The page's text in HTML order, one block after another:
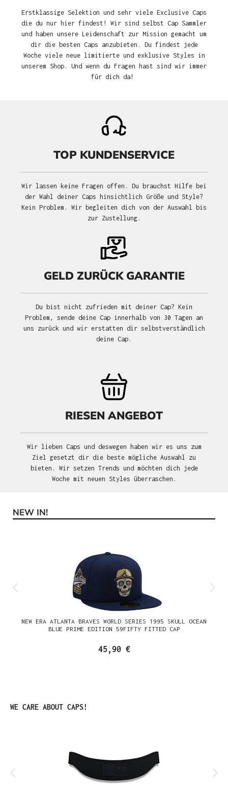
Erstklassige Selektion und sehr viele Exclusive Caps
die du nur hier findest! Wir sind selbst Cap Sammler
und haben unsere Leidenschaft zur Mission gemacht um
dir die besten Caps anzubieten. Du findest jede
Woche viele neue limitierte und exklusive Styles in
unserem Shop. Und wenn du Fragen hast sind wir immer
für dich da!
TOP KUNDENSERVICE
Wir lassen keine Fragen offen. Du brauchst Hilfe bei
der Wahl deiner Caps hinsichtlich Größe und Style?
Kein Problem. Wir begleiten dich von der Auswahl bis
zur Zustellung.
GELD ZURÜCK GARANTIE
Du bist nicht zufrieden mit deiner Cap? Kein
Problem, sende deine Cap innerhalb von 30 Tagen an
uns zurück und wir erstatten dir selbstverständlich
deine Cap.
RIESEN ANGEBOT
Wir lieben Caps und deswegen haben wir es uns zum
Ziel gesetzt dir die beste mögliche Auswahl zu
bieten. Wir setzen Trends und möchten dich jede
Woche mit neuen Styles überraschen.
Produktgalerie überspringen
NEW IN!
NEW ERA ATLANTA BRAVES WORLD SERIES 1995 SKULL OCEAN
BLUE PRIME EDITION 59FIFTY FITTED CAP
45,90 €
Produktgalerie überspringen
WE CARE ABOUT CAPS!